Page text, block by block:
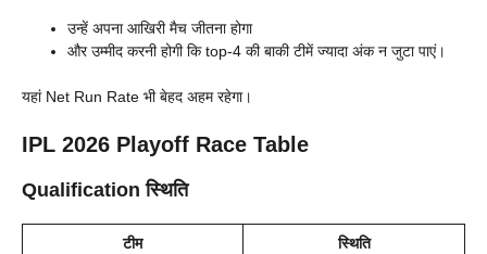
उन्हें अपना आखिरी मैच जीतना होगा
और उम्मीद करनी होगी कि top-4 की बाकी टीमें ज्यादा अंक न जुटा पाएं।
यहां Net Run Rate भी बेहद अहम रहेगा।
IPL 2026 Playoff Race Table
Qualification स्थिति
टीम स्थिति